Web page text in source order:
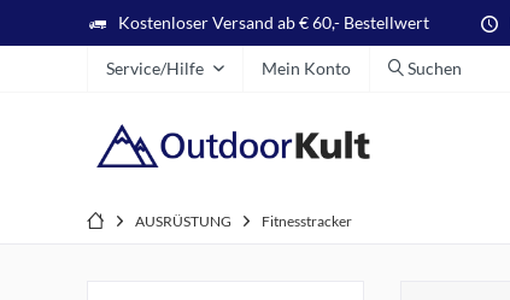
Kostenloser Versand ab € 60,- Bestellwert
Service/Hilfe Mein Konto Suchen
AUSRÜSTUNG Fitnesstracker